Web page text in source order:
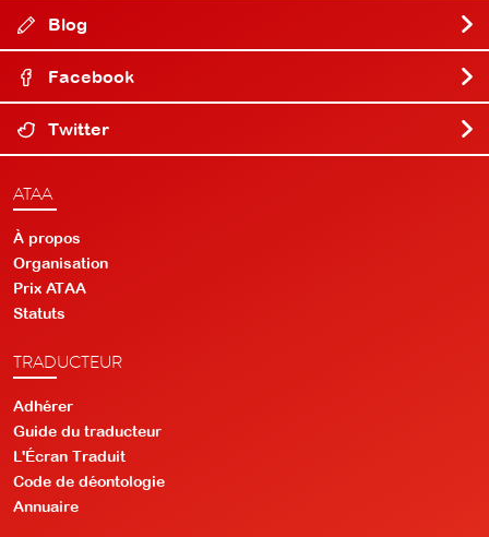
Blog
Facebook
Twitter
ATAA
À propos
Organisation
Prix ATAA
Statuts
TRADUCTEUR
Adhérer
Guide du traducteur
L'Écran Traduit
Code de déontologie
Annuaire